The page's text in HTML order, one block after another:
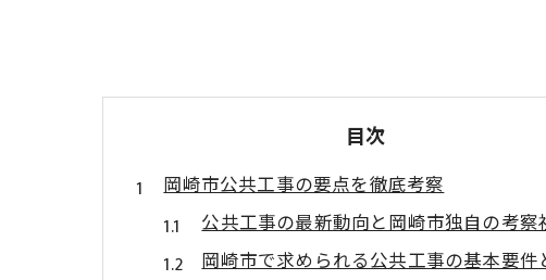
目次
岡崎市公共工事の要点を徹底考察
公共工事の最新動向と岡崎市独自の考察
岡崎市で求められる公共工事の基本要件